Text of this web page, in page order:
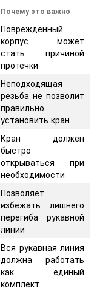
Почему это важно
Поврежденный
корпус может
стать причиной
протечки
Неподходящая
резьба не позволит
правильно
установить кран
Кран должен
быстро
открываться при
необходимости
Позволяет
избежать лишнего
перегиба рукавной
линии
Вся рукавная линия
должна работать
как единый
комплект